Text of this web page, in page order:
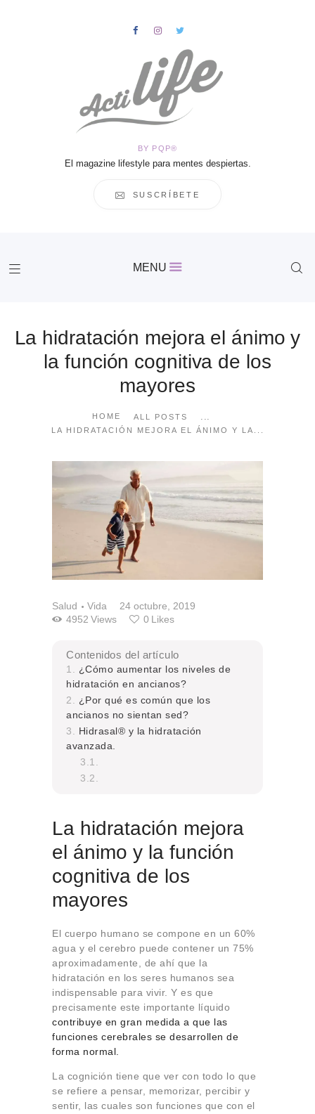
BY PQP®
El magazine lifestyle para mentes despiertas.
SUSCRÍBETE
MENU
La hidratación mejora el ánimo y
la función cognitiva de los
mayores
HOME ALL POSTS ...
LA HIDRATACIÓN MEJORA EL ÁNIMO Y LA...
HOME
Salud
Salud Vida
24 octubre, 2019
4952 Views 0 Likes
Contenidos del artículo
¿Cómo aumentar los niveles de
hidratación en ancianos?
¿Por qué es común que los
ancianos no sientan sed?
Hidrasal® y la hidratación
avanzada.
La hidratación mejora
el ánimo y la función
cognitiva de los
mayores
El cuerpo humano se compone en un 60%
agua y el cerebro puede contener un 75%
aproximadamente, de ahí que la
hidratación en los seres humanos sea
indispensable para vivir. Y es que
precisamente este importante líquido
contribuye en gran medida a que las
funciones cerebrales se desarrollen de
forma normal.
La cognición tiene que ver con todo lo que
se refiere a pensar, memorizar, percibir y
sentir, las cuales son funciones que con el